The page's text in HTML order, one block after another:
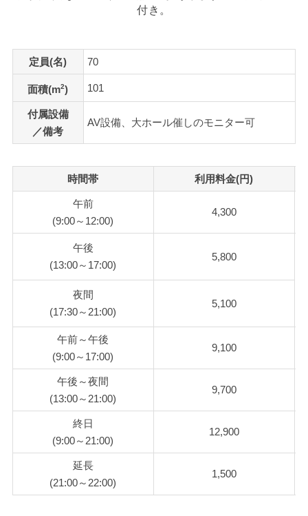
付き。
定員(名) 70
面積(m2) 101
付属設備
／備考
AV設備、大ホール催しのモニター可
時間帯 利用料金(円)
午前
(9:00～12:00)
4,300
午後
(13:00～17:00)
5,800
夜間
(17:30～21:00)
5,100
午前～午後
(9:00～17:00)
9,100
午後～夜間
(13:00～21:00)
9,700
終日
(9:00～21:00)
12,900
延長
(21:00～22:00)
1,500